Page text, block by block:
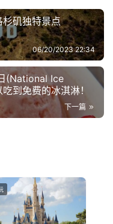
矶独特景点
06/20/2023 22:34
(National Ice
到免费的冰淇淋！
下一篇